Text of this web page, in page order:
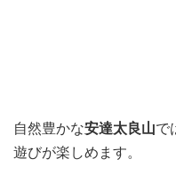
自然豊かな安達太良山で
遊びが楽しめます。